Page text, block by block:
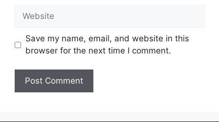
Save my name, email, and website in this
browser for the next time I comment.